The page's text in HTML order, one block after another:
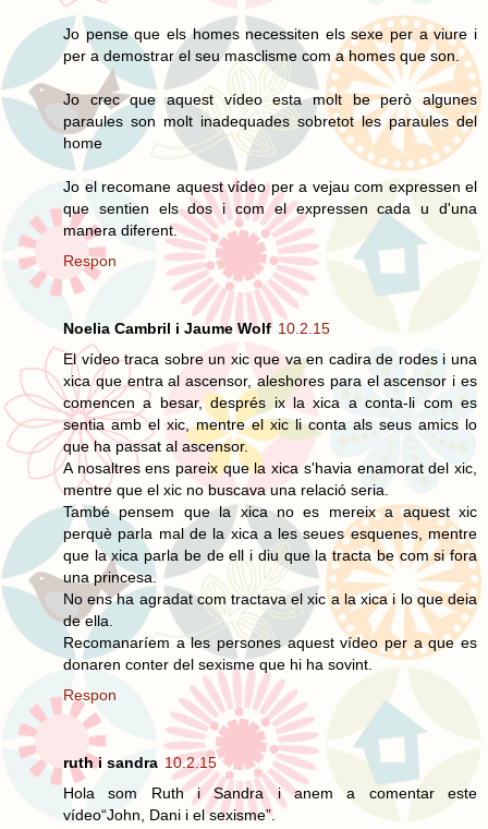
Jo pense que els homes necessiten els sexe per a viure i
per a demostrar el seu masclisme com a homes que son.
Jo crec que aquest vídeo esta molt be però algunes
paraules son molt inadequades sobretot les paraules del
home
Jo el recomane aquest vídeo per a vejau com expressen el
que sentien els dos i com el expressen cada u d'una
manera diferent.
Respon
Noelia Cambril i Jaume Wolf 10.2.15
El vídeo traca sobre un xic que va en cadira de rodes i una
xica que entra al ascensor, aleshores para el ascensor i es
comencen a besar, després ix la xica a conta-li com es
sentia amb el xic, mentre el xic li conta als seus amics lo
que ha passat al ascensor.
A nosaltres ens pareix que la xica s'havia enamorat del xic,
mentre que el xic no buscava una relació seria.
També pensem que la xica no es mereix a aquest xic
perquè parla mal de la xica a les seues esquenes, mentre
que la xica parla be de ell i diu que la tracta be com si fora
una princesa.
No ens ha agradat com tractava el xic a la xica i lo que deia
de ella.
Recomanaríem a les persones aquest vídeo per a que es
donaren conter del sexisme que hi ha sovint.
Respon
ruth i sandra 10.2.15
Hola som Ruth i Sandra i anem a comentar este
vídeo“John, Dani i el sexisme”.